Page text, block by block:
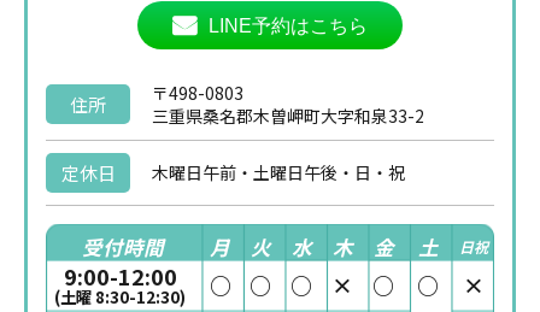
LINE予約はこちら
住所
〒498-0803
三重県桑名郡木曽岬町大字和泉33-2
定休日 木曜日午前・土曜日午後・日・祝
受付時間 月 火 水 木 金 土 日祝
9:00-12:00
(土曜 8:30-12:30) ○ ○ ○ × ○ ○
×